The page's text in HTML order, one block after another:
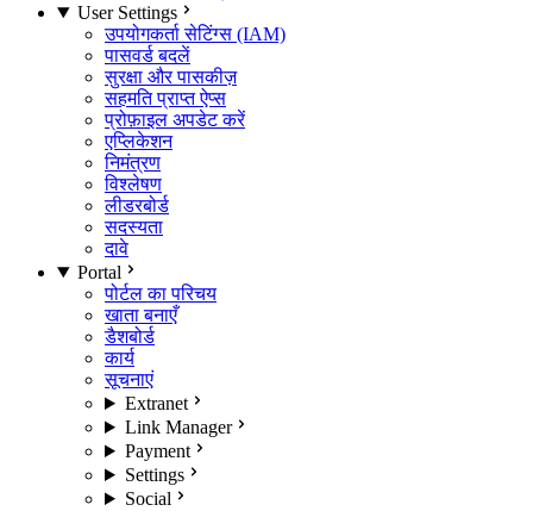
User Settings
उपयोगकर्ता सेटिंग्स (IAM)
पासवर्ड बदलें
सुरक्षा और पासकीज़
सहमति प्राप्त ऐप्स
प्रोफ़ाइल अपडेट करें
एप्लिकेशन
निमंत्रण
विश्लेषण
लीडरबोर्ड
सदस्यता
दावे
Portal
पोर्टल का परिचय
खाता बनाएँ
डैशबोर्ड
कार्य
सूचनाएं
Extranet
Link Manager
Payment
Settings
Social